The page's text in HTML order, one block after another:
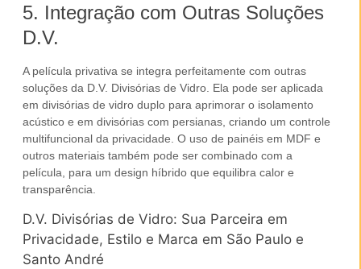
5. Integração com Outras Soluções
D.V.
A película privativa se integra perfeitamente com outras
soluções da D.V. Divisórias de Vidro. Ela pode ser aplicada
em divisórias de vidro duplo para aprimorar o isolamento
acústico e em divisórias com persianas , criando um controle
multifuncional da privacidade. O uso de painéis em MDF e
outros materiais também pode ser combinado com a
película, para um design híbrido que equilibra calor e
transparência.
D.V. Divisórias de Vidro: Sua Parceira em
Privacidade, Estilo e Marca em São Paulo e
Santo André